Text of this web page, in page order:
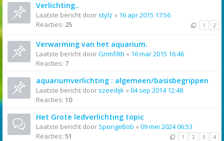
Verlichting..
Laatste bericht door stylz « 16 apr 2015 17:56
Reacties: 25 1 2
Verwarming van het aquarium.
Laatste bericht doorGrimfilth « 16 mar 2015 16:46
Reacties: 7
aquariumverlichting : algemeen/basisbegrippen
Laatste bericht door szeedijk « 04 sep 2014 12:48
Reacties: 10
Het Grote ledverlichting topic
Laatste bericht door SpongeBob « 09 mei 2024 06:53
Reacties: 51 1 2 3 4